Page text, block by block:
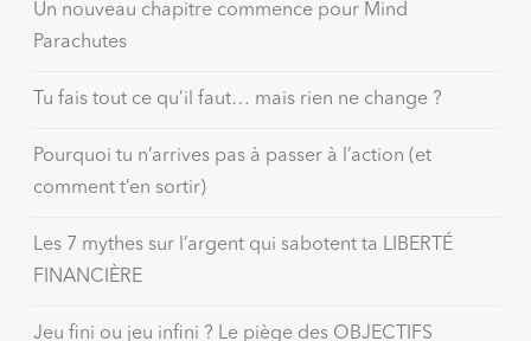
Un nouveau chapitre commence pour Mind
Parachutes
Tu fais tout ce qu’il faut… mais rien ne change ?
Pourquoi tu n’arrives pas à passer à l’action (et
comment t’en sortir)
Les 7 mythes sur l’argent qui sabotent ta LIBERTÉ
FINANCIÈRE
Jeu fini ou jeu infini ? Le piège des OBJECTIFS